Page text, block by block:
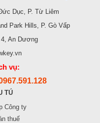
Dục, P. Từ Liêm
Park Hills, P. Gò Vấp
An Dương
vụ:
TÚ
Công ty
thuế